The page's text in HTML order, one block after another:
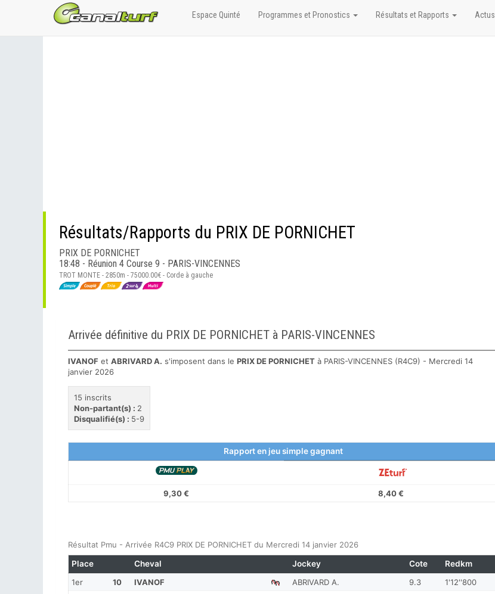
Résultats/Rapports du PRIX DE PORNICHET
PRIX DE PORNICHET
18:48 - Réunion 4 Course 9 - PARIS-VINCENNES
TROT MONTE - 2850m - 75000.00€ - Corde à gauche
Arrivée définitive du PRIX DE PORNICHET à PARIS-VINCENNES
IVANOF et ABRIVARD A. s'imposent dans le PRIX DE PORNICHET à PARIS-VINCENNES (R4C9) - Mercredi 14
janvier 2026
15 inscrits
Non-partant(s) : 2
Disqualifié(s) : 5-9
Rapport en jeu simple gagnant
9,30 € 8,40 €
Résultat Pmu - Arrivée R4C9 PRIX DE PORNICHET du Mercredi 14 janvier 2026
1er 10 IVANOF ABRIVARD A. 9.3
1'12''800
Place Cheval Jockey Cote Redkm
Espace Quinté Programmes et Pronostics Résultats et Rapports Actus